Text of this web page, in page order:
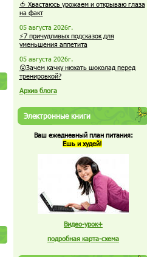
🍅 Хвастаюсь урожаем и открываю глаза
на факт
05 августа 2026г.
⚡7 причудливых подсказок для
уменьшения аппетита
05 августа 2026г.
😮Зачем качку нюхать шоколад перед
тренировкой?
Архив блога
Электронные книги
Ваш ежедневный план питания:
Ешь и худей!
Видео-урок+
подробная карта-схема